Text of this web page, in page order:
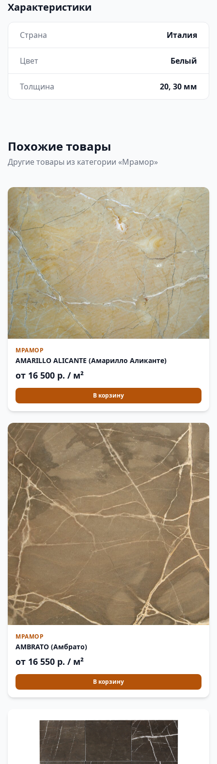
Характеристики
Страна Италия
Цвет Белый
Толщина 20, 30 мм
Похожие товары
Другие товары из категории «Мрамор»
МРАМОР
AMARILLO ALICANTE (Амарилло Аликанте)
от 16 500 р. / м²
В корзину
МРАМОР
AMBRATO (Амбрато)
от 16 550 р. / м²
В корзину